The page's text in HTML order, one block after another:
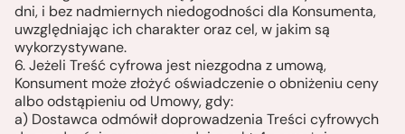
dni, i bez nadmiernych niedogodności dla Konsumenta,
uwzględniając ich charakter oraz cel, w jakim są
wykorzystywane.
6. Jeżeli Treść cyfrowa jest niezgodna z umową,
Konsument może złożyć oświadczenie o obniżeniu ceny
albo odstąpieniu od Umowy, gdy:
a) Dostawca odmówił doprowadzenia Treści cyfrowych